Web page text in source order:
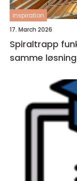
inspiration
17. March 2026
Spiraltrapp funksjon, form og fleksibilitet i
samme løsning